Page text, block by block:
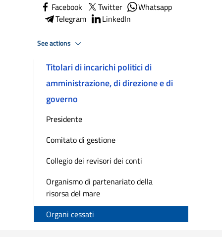
Facebook Twitter
Whatsapp
Telegram
LinkedIn
See actions
Titolari di incarichi politici di
amministrazione, di direzione e di
governo
Presidente
Comitato di gestione
Collegio dei revisori dei conti
Organismo di partenariato della
risorsa del mare
Organi cessati